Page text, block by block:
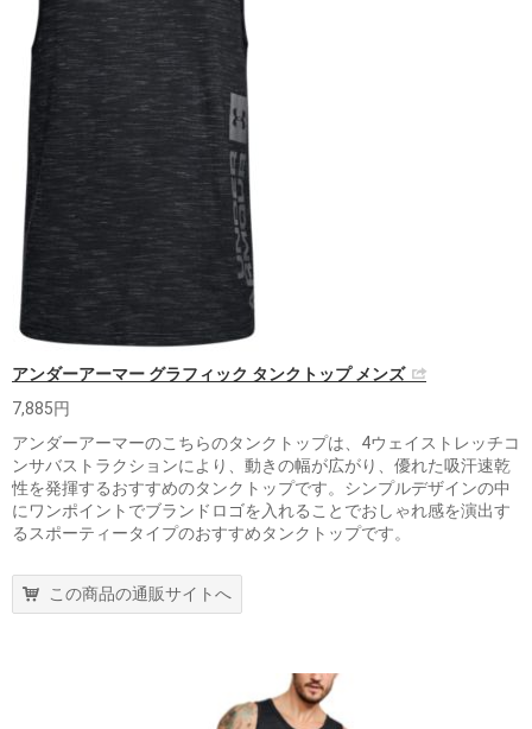
アンダーアーマー グラフィック タンクトップ メンズ
7,885円
アンダーアーマーのこちらのタンクトップは、4ウェイストレッチコ
ンサバストラクションにより、動きの幅が広がり、優れた吸汗速乾
性を発揮するおすすめのタンクトップです。シンプルデザインの中
にワンポイントでブランドロゴを入れることでおしゃれ感を演出す
るスポーティータイプのおすすめタンクトップです。
この商品の通販サイトへ